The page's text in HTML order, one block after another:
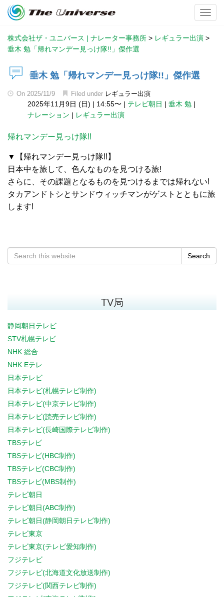
株式会社ザ・ユニバース | ナレーター事務所 > レギュラー出演 >
垂木 勉「帰れマンデー見っけ隊!!」傑作選
垂木 勉「帰れマンデー見っけ隊!!」傑作選
On 2025/11/9 Filed under レギュラー出演
2025年11月9日 (日) | 14:55〜 | テレビ朝日 | 垂木 勉 |
ナレーション | レギュラー出演
帰れマンデー見っけ隊!!
▼【帰れマンデー見っけ隊!!】
日本中を旅して、色んなものを見つける旅!
さらに、その課題となるものを見つけるまでは帰れない!
タカアンドトシとサンドウィッチマンがゲストとともに旅
します!
Search
TV局
静岡朝日テレビ
STV札幌テレビ
NHK 総合
NHK Eテレ
日本テレビ
日本テレビ(札幌テレビ制作)
日本テレビ(中京テレビ制作)
日本テレビ(読売テレビ制作)
日本テレビ(長崎国際テレビ制作)
TBSテレビ
TBSテレビ(HBC制作)
TBSテレビ(CBC制作)
TBSテレビ(MBS制作)
テレビ朝日
テレビ朝日(ABC制作)
テレビ朝日(静岡朝日テレビ制作)
テレビ東京
テレビ東京(テレビ愛知制作)
フジテレビ
フジテレビ(北海道文化放送制作)
フジテレビ(関西テレビ制作)